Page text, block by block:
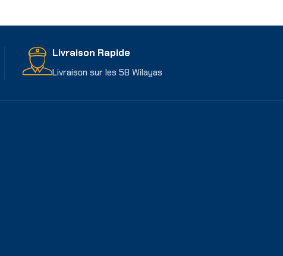
Livraison Rapide
Livraison sur les 58 Wilayas